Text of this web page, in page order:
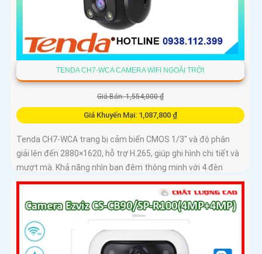
TENDA CH7-WCA CAMERA WIFI NGOÀI TRỜI
Giá Bán: 1,554,000 ₫
Giá Khuyến Mại: 1,087,800 ₫
Tenda CH7-WCA trang bị cảm biến CMOS 1/3" và độ phân
giải lên đến 2880×1620, hỗ trợ H.265, giúp ghi hình chi tiết và
mượt mà. Khả năng nhìn ban đêm thông minh với 4 đèn
hồng...